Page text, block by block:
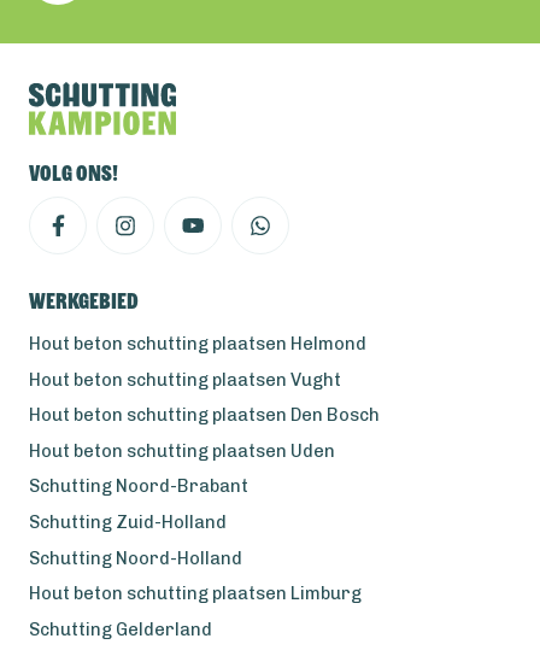
Volg ons!
Werkgebied
Hout beton schutting plaatsen Helmond
Hout beton schutting plaatsen Vught
Hout beton schutting plaatsen Den Bosch
Hout beton schutting plaatsen Uden
Schutting Noord-Brabant
Schutting Zuid-Holland
Schutting Noord-Holland
Hout beton schutting plaatsen Limburg
Schutting Gelderland